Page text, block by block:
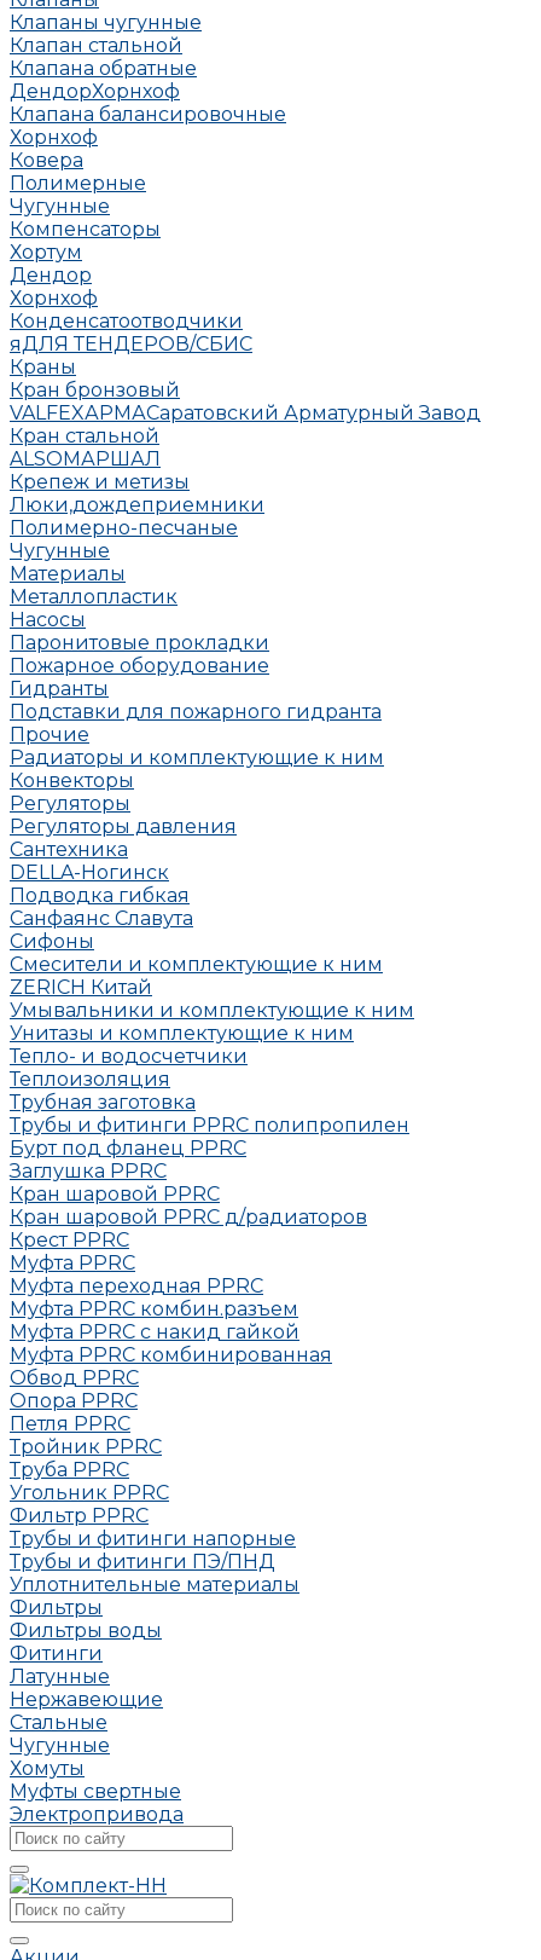
Клапаны чугунные
Клапан стальной
Клапана обратные
ДендорХорнхоф
Клапана балансировочные
Хорнхоф
Ковера
Полимерные
Чугунные
Компенсаторы
Хортум
Дендор
Хорнхоф
Конденсатоотводчики
яДЛЯ ТЕНДЕРОВ/СБИС
Краны
Кран бронзовый
VALFEXАРМАСаратовский Арматурный Завод
Кран стальной
ALSOМАРШАЛ
Крепеж и метизы
Люки,дождеприемники
Полимерно-песчаные
Чугунные
Материалы
Металлопластик
Насосы
Паронитовые прокладки
Пожарное оборудование
Гидранты
Подставки для пожарного гидранта
Прочие
Радиаторы и комплектующие к ним
Конвекторы
Регуляторы
Регуляторы давления
Сантехника
DELLA-Ногинск
Подводка гибкая
Санфаянс Славута
Сифоны
Смесители и комплектующие к ним
ZERICH Китай
Умывальники и комплектующие к ним
Унитазы и комплектующие к ним
Тепло- и водосчетчики
Теплоизоляция
Трубная заготовка
Трубы и фитинги PPRC полипропилен
Бурт под фланец РРRC
Заглушка РРRC
Кран шаровой PPRC
Кран шаровой PPRC д/радиаторов
Крест PPRC
Муфта PPRC
Муфта переходная PPRC
Муфта РРRC комбин.разъем
Муфта PPRC с накид гайкой
Муфта РРRC комбинированная
Обвод РРRC
Опора РРRC
Петля РРRC
Тройник РРRC
Труба РРRC
Угольник РРRC
Фильтр PPRC
Трубы и фитинги напорные
Трубы и фитинги ПЭ/ПНД
Уплотнительные материалы
Фильтры
Фильтры воды
Фитинги
Латунные
Нержавеющие
Стальные
Чугунные
Хомуты
Муфты свертные
Электропривода